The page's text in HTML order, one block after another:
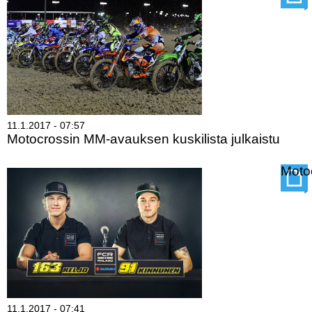
kohti
San
Diegoa
11.1.2017 - 07:57
Motocrossin MM-avauksen kuskilista julkaistu
avauksen
kuskilista
julkaistu
11.1.2017 - 07:41